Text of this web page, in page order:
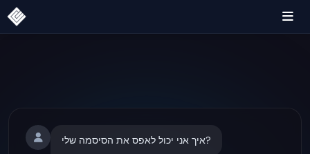
איך אני יכול לאפס את הסיסמה שלי?